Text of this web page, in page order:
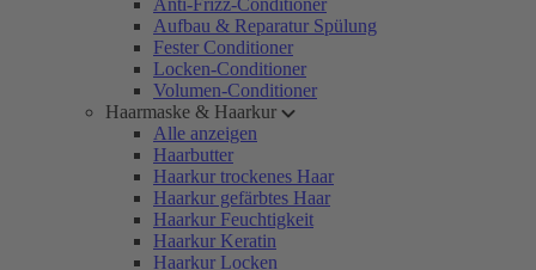
Anti-Frizz-Conditioner
Aufbau & Reparatur Spülung
Fester Conditioner
Locken-Conditioner
Volumen-Conditioner
Haarmaske & Haarkur
Alle anzeigen
Haarbutter
Haarkur trockenes Haar
Haarkur gefärbtes Haar
Haarkur Feuchtigkeit
Haarkur Keratin
Haarkur Locken